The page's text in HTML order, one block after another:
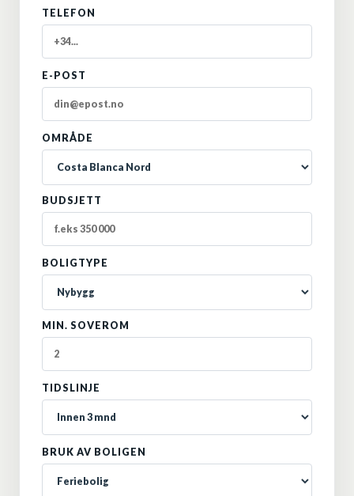
TELEFON
E-POST
OMRÅDE
BUDSJETT
BOLIGTYPE
MIN. SOVEROM
TIDSLINJE
BRUK AV BOLIGEN